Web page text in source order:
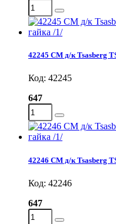
42245 СМ д/к Tsasberg
Код: 42245
647
42246 СМ д/к Tsasberg
Код: 42246
647